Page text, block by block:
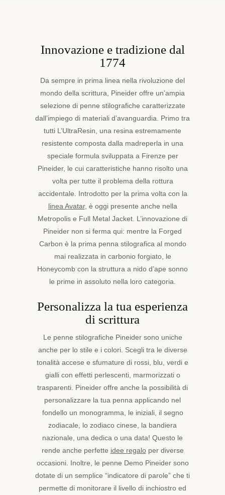
Innovazione e tradizione dal
1774
Da sempre in prima linea nella rivoluzione del
mondo della scrittura, Pineider offre un’ampia
selezione di penne stilografiche caratterizzate
dall’impiego di materiali d’avanguardia. Primo tra
tutti L’UltraResin, una resina estremamente
resistente composta dalla madreperla in una
speciale formula sviluppata a Firenze per
Pineider, le cui caratteristiche hanno risolto una
volta per tutte il problema della rottura
accidentale. Introdotto per la prima volta con la
linea Avatar, è oggi presente anche nella
Metropolis e Full Metal Jacket. L’innovazione di
Pineider non si ferma qui: mentre la Forged
Carbon è la prima penna stilografica al mondo
mai realizzata in carbonio forgiato, le
Honeycomb con la struttura a nido d’ape sonno
le prime in assoluto nella loro categoria.
Personalizza la tua esperienza
di scrittura
Le penne stilografiche Pineider sono uniche
anche per lo stile e i colori. Scegli tra le diverse
tonalità accese e sfumature di rossi, blu, verdi e
gialli con effetti perlescenti, marmorizzati o
trasparenti. Pineider offre anche la possibilità di
personalizzare la tua penna applicando nel
fondello un monogramma, le iniziali, il segno
zodiacale, lo zodiaco cinese, la bandiera
nazionale, una dedica o una data! Questo le
rende anche perfette idee regaloper diverse
occasioni. Inoltre, le penne Demo Pineider sono
dotate di un semplice “indicatore di parole” che ti
permette di monitorare il livello di inchiostro ed